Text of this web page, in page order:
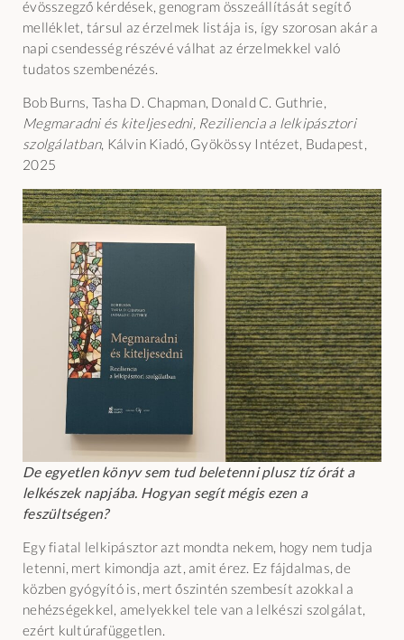
évösszegző kérdések, genogram összeállítását segítő
melléklet, társul az érzelmek listája is, így szorosan akár a
napi csendesség részévé válhat az érzelmekkel való
tudatos szembenézés.
Bob Burns, Tasha D. Chapman, Donald C. Guthrie,
Megmaradni és kiteljesedni, Reziliencia a lelkipásztori
szolgálatban, Kálvin Kiadó, Gyökössy Intézet, Budapest,
2025
De egyetlen könyv sem tud beletenni plusz tíz órát a
lelkészek napjába. Hogyan segít mégis ezen a
feszültségen?
Egy fiatal lelkipásztor azt mondta nekem, hogy nem tudja
letenni, mert kimondja azt, amit érez. Ez fájdalmas, de
közben gyógyító is, mert őszintén szembesít azokkal a
nehézségekkel, amelyekkel tele van a lelkészi szolgálat,
ezért kultúrafüggetlen.